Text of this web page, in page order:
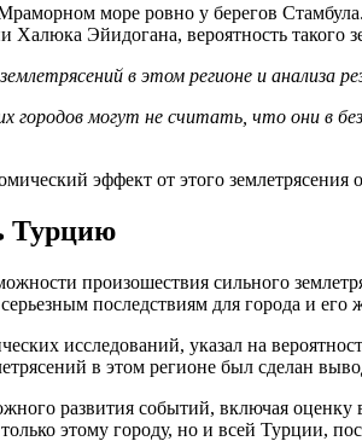
море ровно у берегов
Эйидогана, вероятность такого
в этом регионе и анализа
городов могут не считать, что они в
эффект от этого землетрясения
Турцию
произошествия сильного
последствиям для города и его
исследований, указал на
в этом регионе был сделан
развития событий, включая
этому городу, но и всей Турции,